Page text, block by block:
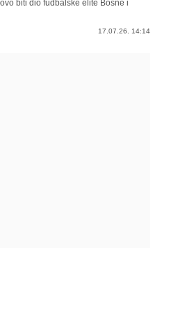
biti dio fudbalske elite Bosne i
17.07.26. 14:14